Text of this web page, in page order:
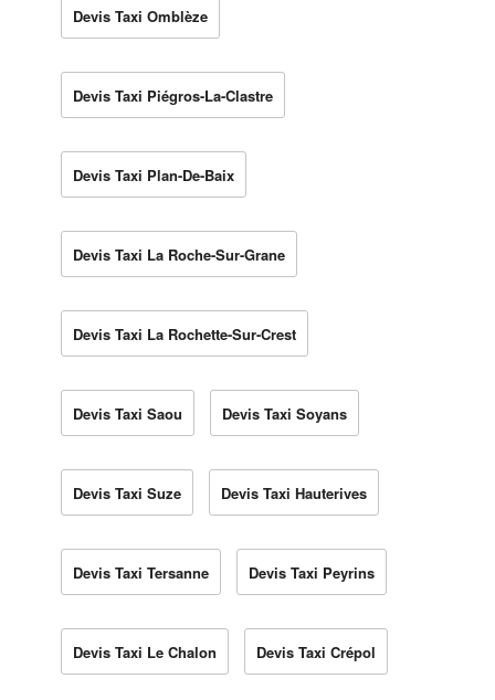
Devis Taxi Omblèze
Devis Taxi Piégros-La-Clastre
Devis Taxi Plan-De-Baix
Devis Taxi La Roche-Sur-Grane
Devis Taxi La Rochette-Sur-Crest
Devis Taxi Saou Devis Taxi Soyans
Devis Taxi Suze Devis Taxi Hauterives
Devis Taxi Tersanne Devis Taxi Peyrins
Devis Taxi Le Chalon Devis Taxi Crépol